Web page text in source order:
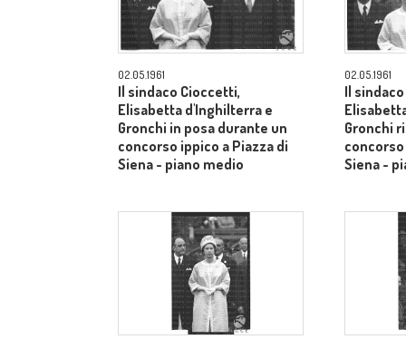
02.05.1961
Il sindaco Cioccetti,
Elisabetta d'Inghilterra e
Gronchi in posa durante un
concorso ippico a Piazza di
Siena - piano medio
02.05.1961
Il
Gronchi
Siena -